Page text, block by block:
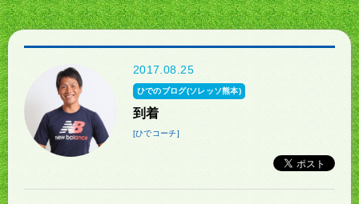
2017.08.25
ひでのブログ(ソレッソ熊本)
到着
[ひでコーチ]